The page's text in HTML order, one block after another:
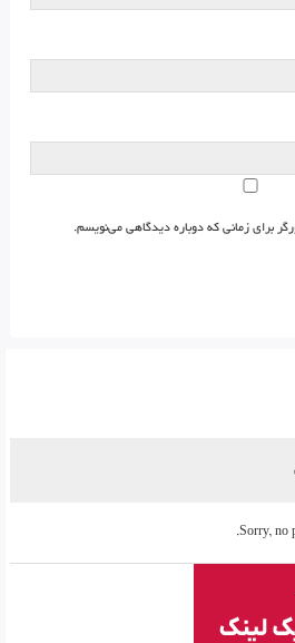
برای زمانی که دوباره دیدگاهی می‌نویسم.
Sorry, no